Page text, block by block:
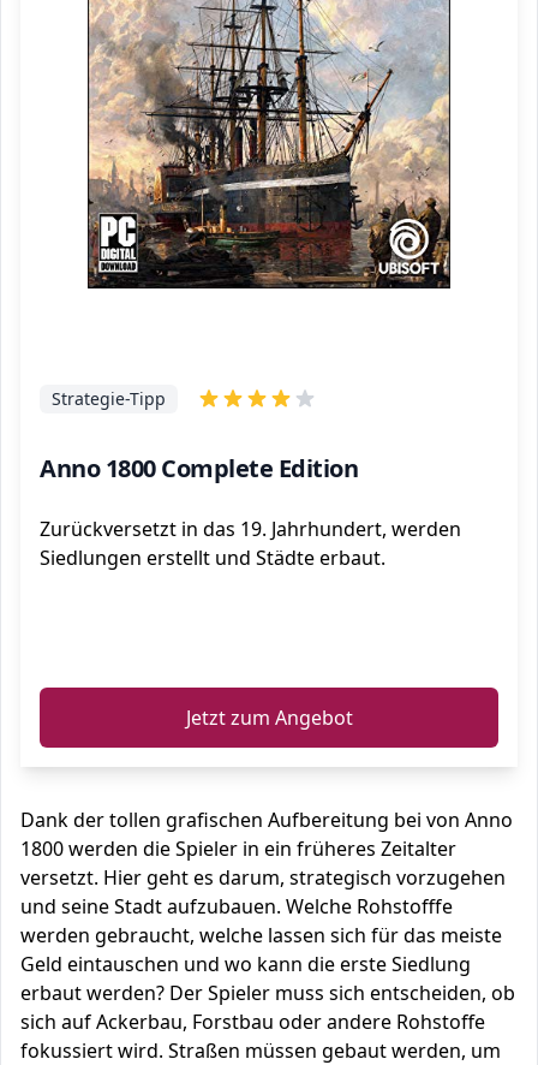
Anno 1800 Complete Edition
Strategie-Tipp
Zurückversetzt in das 19. Jahrhundert, werden
Siedlungen erstellt und Städte erbaut.
Jetzt zum Angebot
Dank der tollen grafischen Aufbereitung bei von Anno
1800 werden die Spieler in ein früheres Zeitalter
versetzt. Hier geht es darum, strategisch vorzugehen
und seine Stadt aufzubauen. Welche Rohstofffe
werden gebraucht, welche lassen sich für das meiste
Geld eintauschen und wo kann die erste Siedlung
erbaut werden? Der Spieler muss sich entscheiden, ob
sich auf Ackerbau, Forstbau oder andere Rohstoffe
fokussiert wird. Straßen müssen gebaut werden, um